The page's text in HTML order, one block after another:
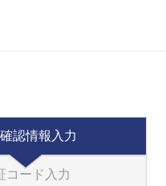
認情報入力
コード入力